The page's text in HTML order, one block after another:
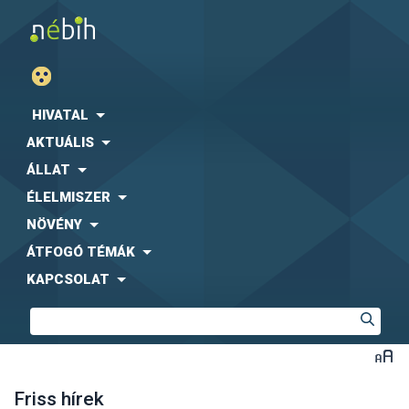
HIVATAL
AKTUÁLIS
ÁLLAT
ÉLELMISZER
NÖVÉNY
ÁTFOGÓ TÉMÁK
KAPCSOLAT
Friss hírek